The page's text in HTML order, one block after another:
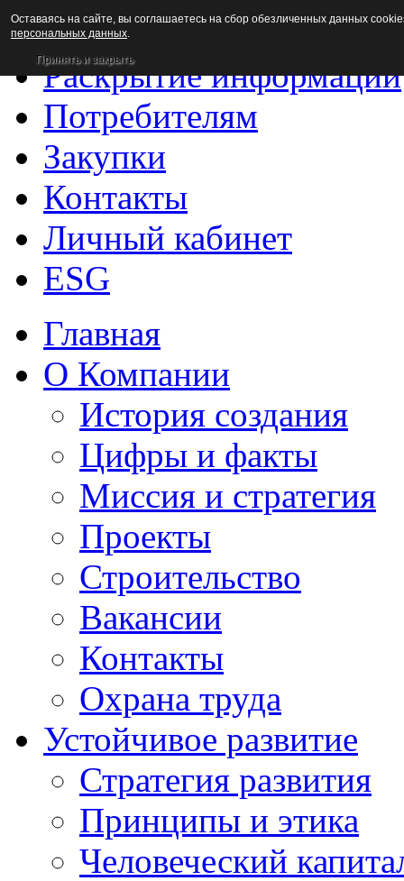
Новости
Раскрытие информации
Потребителям
Закупки
Контакты
Личный кабинет
ESG
Главная
О Компании
История создания
Цифры и факты
Миссия и стратегия
Проекты
Строительство
Вакансии
Контакты
Охрана труда
Устойчивое развитие
Стратегия развития
Принципы и этика
Человеческий
Оставаясь на сайте, вы соглашаетесь на сбор обезличенных данных
персональных данных.
Принять и закрыть